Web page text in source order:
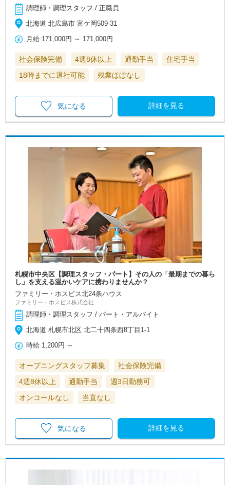
調理師・調理スタッフ / 正職員
北海道 北広島市 富ケ岡509-31
月給 171,000円 ～ 171,000円
社会保険完備 4週8休以上 通勤手当
住宅手当
18時までに退社可能
残業ほぼなし
詳細を見る
気になる
札幌市中央区【調理スタッフ・パート】その人の「最期までの暮ら
し」を支える温かいケアに携わりませんか？
ファミリー・ホスピス北24条ハウス
ファミリー・ホスピス株式会社
調理師・調理スタッフ / パート・アルバイト
北海道 札幌市北区 北二十四条西8丁目1-1
時給 1,200円 ～
オープニングスタッフ募集
社会保険完備
4週8休以上
通勤手当
週3日勤務可
オンコールなし
当直なし
詳細を見る
気になる